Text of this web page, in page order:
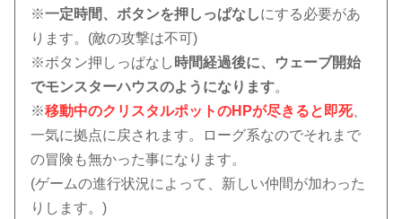
※一定時間、ボタンを押しっぱなしにする必要があ
ります。(敵の攻撃は不可)
※ボタン押しっぱなし 時間経過後に、ウェーブ開始
でモンスターハウスのようになります。
※移動中のクリスタルポットのHPが尽きると即死、
一気に拠点に戻されます。ローグ系なのでそれまで
の冒険も無かった事になります。
(ゲームの進行状況によって、新しい仲間が加わった
りします。)